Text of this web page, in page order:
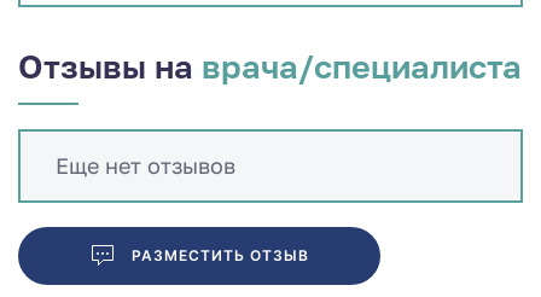
Отзывы на врача/специалиста
Еще нет отзывов
РАЗМЕСТИТЬ ОТЗЫВ